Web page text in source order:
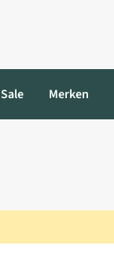
Sale Merken